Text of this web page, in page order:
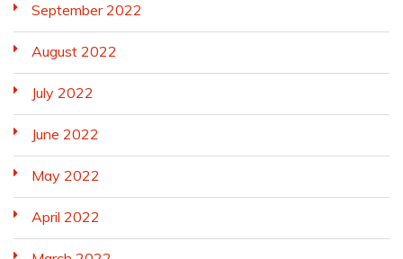
September 2022
August 2022
July 2022
June 2022
May 2022
April 2022